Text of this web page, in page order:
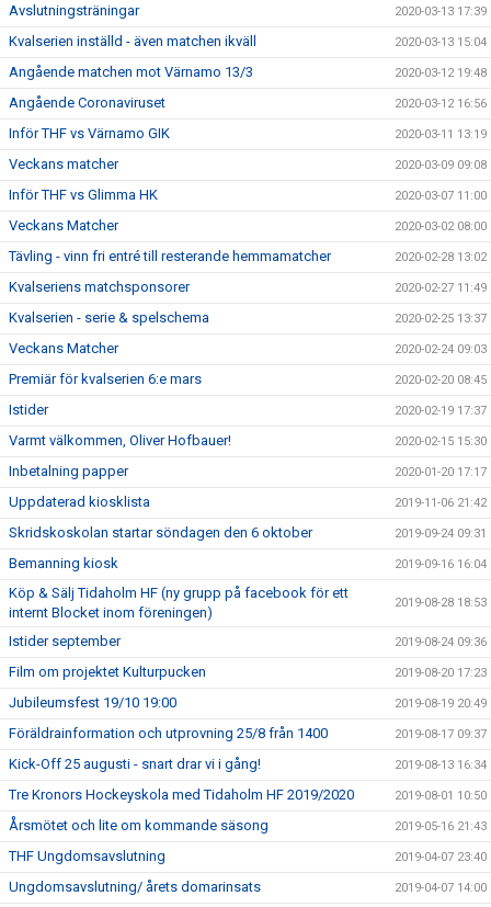
Avslutningsträningar 2020-03-13 17:39
Kvalserien inställd - även matchen ikväll 2020-03-13 15:04
Angående matchen mot Värnamo 13/3 2020-03-12 19:48
Angående Coronaviruset 2020-03-12 16:56
Inför THF vs Värnamo GIK 2020-03-11 13:19
Veckans matcher 2020-03-09 09:08
Inför THF vs Glimma HK 2020-03-07 11:00
Veckans Matcher 2020-03-02 08:00
Tävling - vinn fri entré till resterande hemmamatcher 2020-02-28 13:02
Kvalseriens matchsponsorer 2020-02-27 11:49
Kvalserien - serie & spelschema 2020-02-25 13:37
Veckans Matcher 2020-02-24 09:03
Premiär för kvalserien 6:e mars 2020-02-20 08:45
Istider 2020-02-19 17:37
Varmt välkommen, Oliver Hofbauer! 2020-02-15 15:30
Inbetalning papper 2020-01-20 17:17
Uppdaterad kiosklista 2019-11-06 21:42
Skridskoskolan startar söndagen den 6 oktober 2019-09-24 09:31
Bemanning kiosk 2019-09-16 16:04
Köp & Sälj Tidaholm HF (ny grupp på facebook för ett
internt Blocket inom föreningen)
2019-08-28 18:53
Istider september 2019-08-24 09:36
Film om projektet Kulturpucken 2019-08-20 17:23
Jubileumsfest 19/10 19:00 2019-08-19 20:49
Föräldrainformation och utprovning 25/8 från 1400 2019-08-17 09:37
Kick-Off 25 augusti - snart drar vi i gång! 2019-08-13 16:34
Tre Kronors Hockeyskola med Tidaholm HF 2019/2020 2019-08-01 10:50
Årsmötet och lite om kommande säsong 2019-05-16 21:43
THF Ungdomsavslutning 2019-04-07 23:40
Ungdomsavslutning/ årets domarinsats 2019-04-07 14:00